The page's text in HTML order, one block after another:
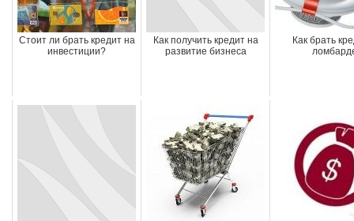
Стоит ли брать кредит на
инвестиции?
Как получить кредит на
развитие бизнеса
Как брать